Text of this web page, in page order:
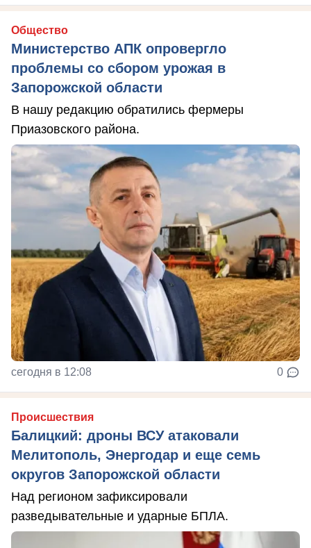
Общество
Министерство АПК опровергло
проблемы со сбором урожая в
Запорожской области
В нашу редакцию обратились фермеры
Приазовского района.
сегодня в 12:08 0
Происшествия
Балицкий: дроны ВСУ атаковали
Мелитополь, Энергодар и еще семь
округов Запорожской области
Над регионом зафиксировали
разведывательные и ударные БПЛА.